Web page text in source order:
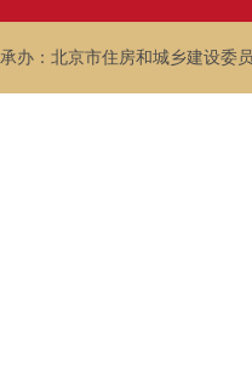
承办：北京市住房和城乡建设委